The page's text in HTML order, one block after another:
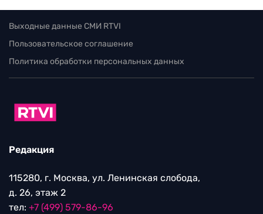
Выходные данные СМИ RTVI
Пользовательское соглашение
Политика обработки персональных данных
Редакция
115280, г. Москва, ул. Ленинская слобода,
д. 26, этаж 2
тел: +7 (499) 579-86-96